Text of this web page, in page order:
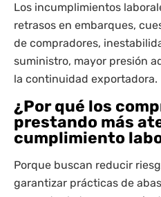
Los incumplimientos
retrasos en embarques,
de compradores,
suministro, mayor presión
la continuidad exportadora.
¿Por qué los
prestando más
cumplimiento
Porque buscan reducir
garantizar prácticas de